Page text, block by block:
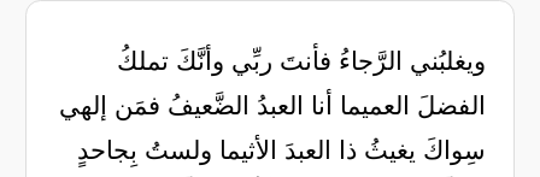
ويغلبُني الرَّجاءُ فأنتَ ربِّي وأنَّكَ تملكُ
الفضلَ العميما أنا العبدُ الضَّعيفُ فمَن إلهي
سِواكَ يغيثُ ذا العبدَ الأثيما ولستُ بِجاحدٍ